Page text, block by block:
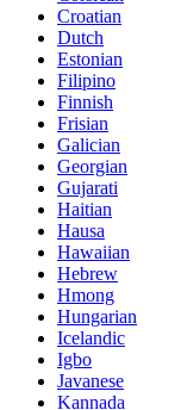
Croatian
Dutch
Estonian
Filipino
Finnish
Frisian
Galician
Georgian
Gujarati
Haitian
Hausa
Hawaiian
Hebrew
Hmong
Hungarian
Icelandic
Igbo
Javanese
Kannada